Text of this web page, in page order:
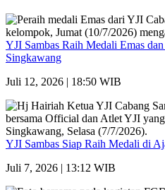
YJI Sambas Raih Medali Emas
Singkawang
Juli 12, 2026 | 18:50 WIB
YJI Sambas Siap Raih Medali di
Juli 7, 2026 | 13:12 WIB